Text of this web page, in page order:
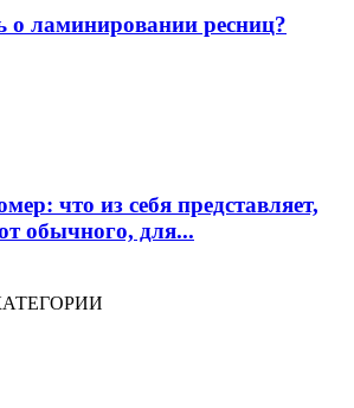
о ламинировании ресниц?
что из себя представляет,
обычного, для...